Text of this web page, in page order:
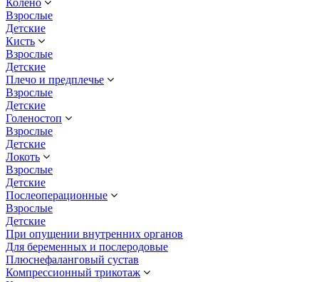
Колено
Взрослые
Детские
Кисть
Взрослые
Детские
Плечо и предплечье
Взрослые
Детские
Голеностоп
Взрослые
Детские
Локоть
Взрослые
Детские
Послеоперационные
Взрослые
Детские
При опущении внутренних органов
Для беременных и послеродовые
Плюснефаланговый сустав
Компрессионный трикотаж